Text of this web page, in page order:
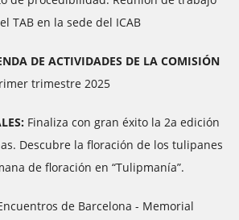
TAB en la sede del ICAB
DE ACTIVIDADES DE LA COMISIÓN
trimestre 2025
Finaliza con gran éxito la 2a edición
Descubre la floración de los tulipanes
de floración en “Tulipmanía”.
de Barcelona - Memorial